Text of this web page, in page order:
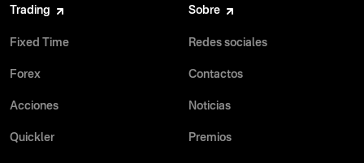
Trading
Fixed Time
Forex
Acciones
Quickler
Sobre
Redes sociales
Contactos
Noticias
Premios